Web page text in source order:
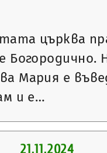
църква
Богородично.
Мария е
и е…
21.11.2024